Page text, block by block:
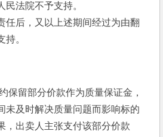
民法院不予支持。
任后，又以上述期间经过为由翻
持。
保留部分价款作为质量保证金，
未及时解决质量问题而影响标的
，出卖人主张支付该部分价款